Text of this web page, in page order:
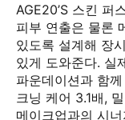
AGE20’S 스킨 퍼
피부 연출은 물론
있도록 설계해 장
있게 도와준다. 실
파운데이션과 함
크닝 케어 3.1배,
메이크업과의 시